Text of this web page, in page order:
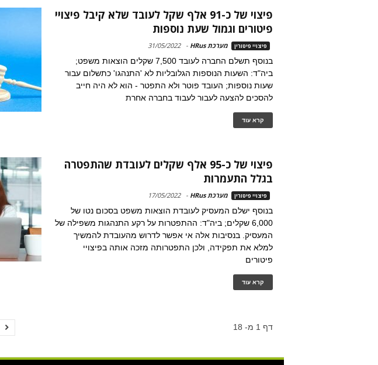
פיצוי של כ-91 אלף שקל לעובד שלא קיבל פיצויי
פיטורים וגמול שעת נוספות
פיצויי פיטורין מערכת HRus -
31/05/2022
בנוסף תשלם החברה לעובד 7,500 שקלים הוצאות משפט;
ביה"ד: השעות הנוספות הגלובליות לא 'התנהגו' כתשלום עבור
שעות נוספות; העובד פוטר ולא התפטר - הוא לא היה חייב
להסכים להצעה לעבור לעבוד בחברה אחרת
קרא עוד
פיצוי של כ-95 אלף שקלים לעובדת שהתפטרה
בגלל התעמרות
פיצויי פיטורין מערכת HRus -
17/05/2022
בנוסף ישלם המעסיק לעובדת הוצאות משפט בסכום נטו של
6,000 שקלים; ביה"ד: ההתפטרות על רקע התנהגות משפילה של
המעסיק. בנסיבות אלה אי אפשר לדרוש מהעובדת להמשיך
למלא את תפקידה, ולכן התפטרותה מזכה אותה בפיצויי
פיטורים
קרא עוד
דף 1 מ- 18